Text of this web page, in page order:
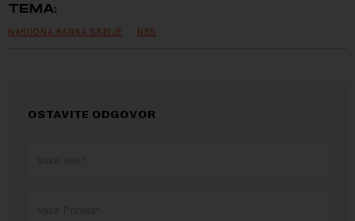
TEMA:
NARODNA BANKA SRBIJE NBS
OSTAVITE ODGOVOR